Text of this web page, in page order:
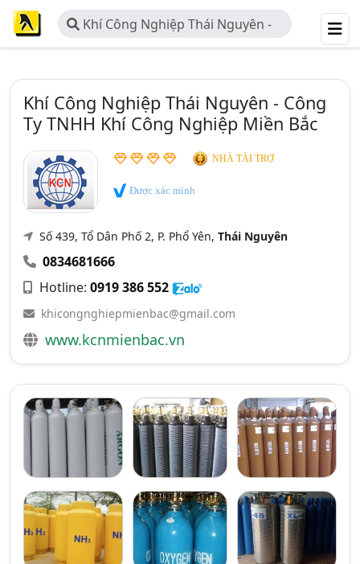
Khí Công Nghiệp Thái Nguyên -
Công Ty TNHH Khí Công Nghiệp
Khí Công Nghiệp Thái Nguyên - Công
Ty TNHH Khí Công Nghiệp Miền Bắc
NHÀ TÀI TRỢ
Được xác minh
Số 439, Tổ Dân Phố 2, P. Phổ Yên, Thái Nguyên
0834681666
Hotline: 0919 386 552
khicongnghiepmienbac@gmail.com
www.kcnmienbac.vn